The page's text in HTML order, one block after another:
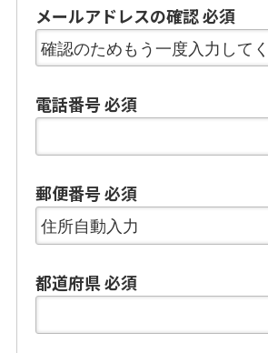
メールアドレスの確認必須
電話番号必須
郵便番号必須
都道府県必須